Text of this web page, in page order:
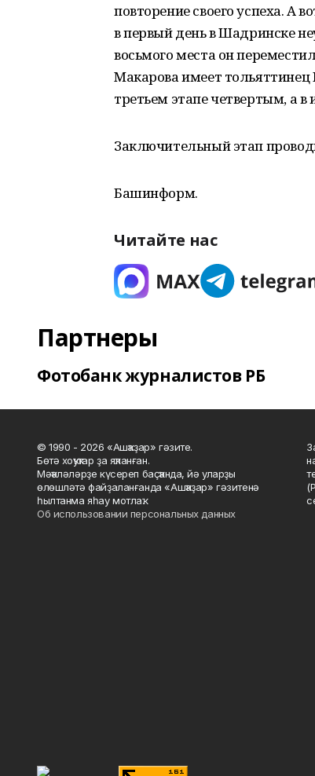
повторение своего успеха. А
в первый день в Шадринске
восьмого места он
Макарова имеет
третьем этапе четвертым, а
Заключительный этап
Башинформ.
Читайте нас
Партнеры
Фотобанк журналистов РБ
© 1990 - 2026 «Ашҡаҙар» гәзите.
Бөтә хоҡуҡтар ҙа яҡланған.
Мәҡәләләрҙе күсереп баҫҡанда, йә уларҙы
өлөшләтә файҙаланғанда «Ашҡаҙар» гәзитенә
һылтанма яһау мотлаҡ.
Об использовании персональных данных